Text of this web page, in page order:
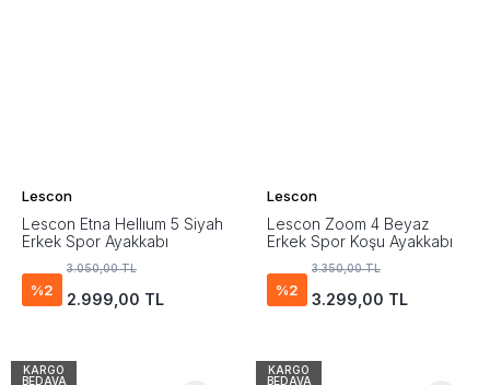
Lescon
Lescon Etna Hellıum 5 Siyah
Erkek Spor Ayakkabı
%2
3.050,00 TL
2.999,00 TL
Lescon
Lescon Zoom 4 Beyaz
Erkek Spor Koşu Ayakkabı
%2
3.350,00 TL
3.299,00 TL
KARGO
BEDAVA
KARGO
BEDAVA